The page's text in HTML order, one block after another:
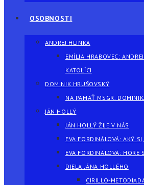
OSOBNOSTI
ANDREJ HLINKA
EMÍLIA HRABOVEC:
KATOLÍCI
DOMINIK HRUŠOVSKÝ
NA PAMÄŤ MSGR.
JÁN HOLLÝ
JÁN HOLLÝ ŽIJE V NÁS
EVA FORDINÁLOVÁ: AKÝ
EVA FORDINÁLOVÁ: HORE
DIELA JÁNA HOLLÉHO
CIRILLO-